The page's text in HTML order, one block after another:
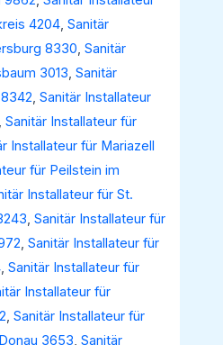
4204,Sanitär
8330,Sanitär
3013,Sanitär
,Sanitär Installateur
,Sanitär Installateur für
Installateur für Mariazell
für Peilstein im
Installateur für St.
,Sanitär Installateur für
,Sanitär Installateur für
,Sanitär Installateur für
Installateur für
,Sanitär Installateur für
3653,Sanitär